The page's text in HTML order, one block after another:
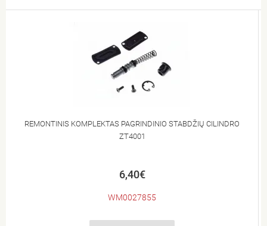
REMONTINIS KOMPLEKTAS PAGRINDINIO STABDŽIŲ CILINDRO
ZT4001
6,40€
WM0027855